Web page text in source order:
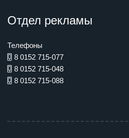
Отдел рекламы
Телефоны
8 0152 715-077
8 0152 715-048
8 0152 715-088